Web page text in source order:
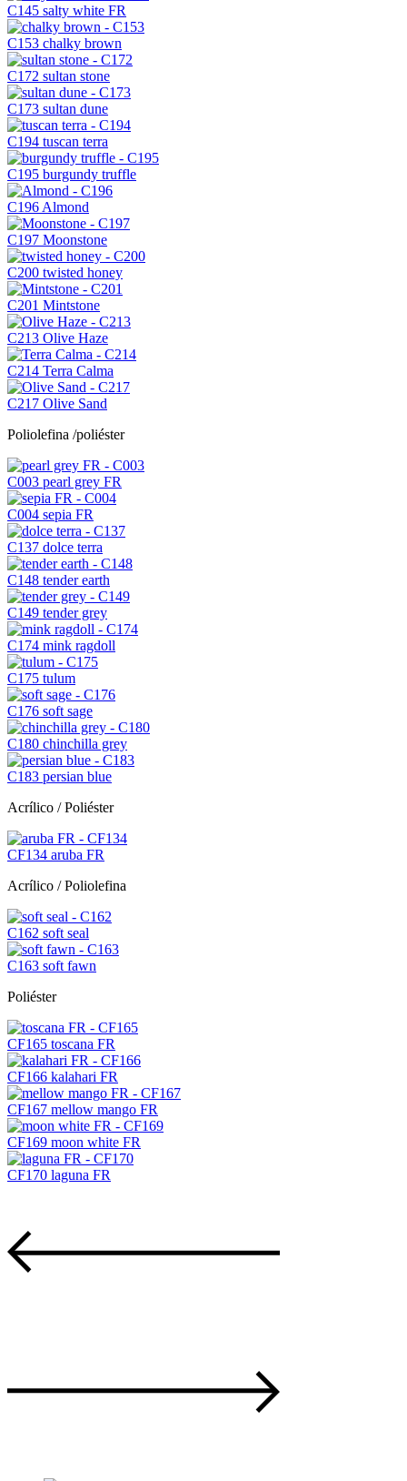
C145 salty white FR
C153 chalky brown
C172 sultan stone
C173 sultan dune
C194 tuscan terra
C195 burgundy truffle
C196 Almond
C197 Moonstone
C200 twisted honey
C201 Mintstone
C213 Olive Haze
C214 Terra Calma
C217 Olive Sand
Poliolefina /poliéster
C003 pearl grey FR
C004 sepia FR
C137 dolce terra
C148 tender earth
C149 tender grey
C174 mink ragdoll
C175 tulum
C176 soft sage
C180 chinchilla grey
C183 persian blue
Acrílico / Poliéster
CF134 aruba FR
Acrílico / Poliolefina
C162 soft seal
C163 soft fawn
Poliéster
CF165 toscana FR
CF166 kalahari FR
CF167 mellow mango FR
CF169 moon white FR
CF170 laguna FR